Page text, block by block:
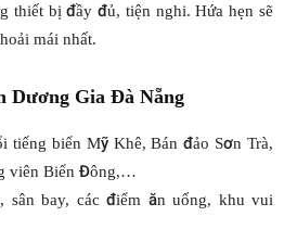
thiết bị đầy đủ, tiện nghi. Hứa hẹn sẽ
mái nhất.
Dương Gia Đà Nẵng
tiếng biển Mỹ Khê, Bán đảo Sơn Trà,
viên Biển Đông,…
sân bay, các điểm ăn uống, khu vui